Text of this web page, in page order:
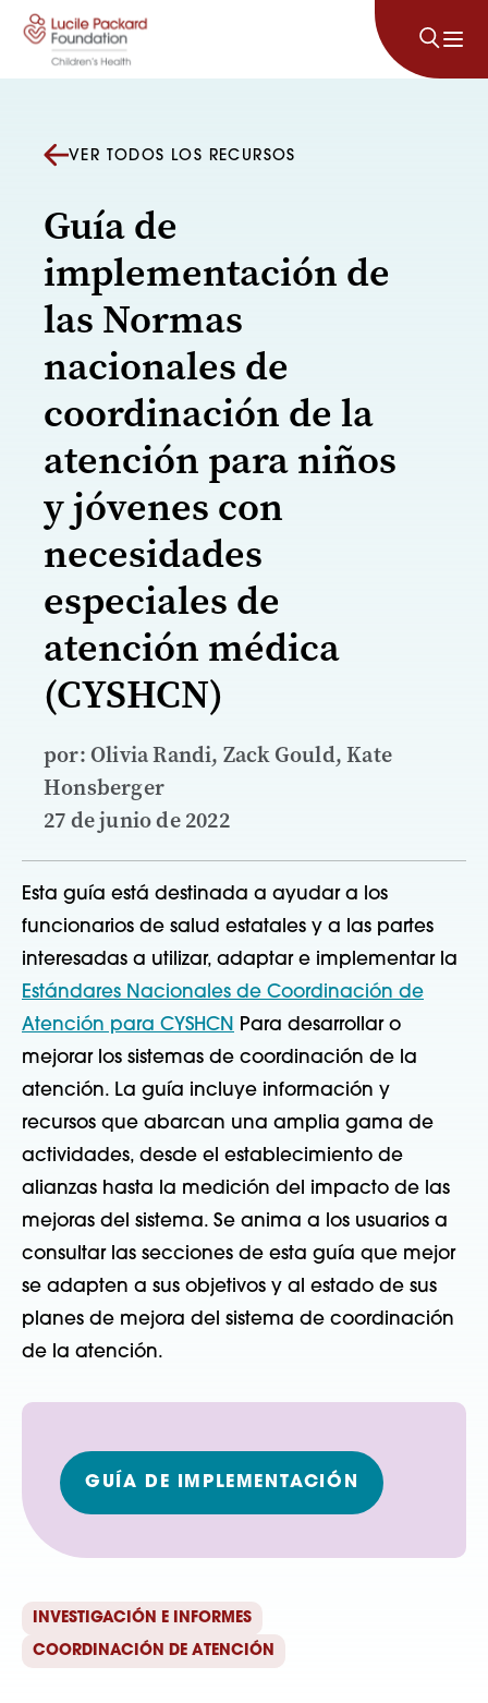
Saltar al contenido
VER TODOS LOS RECURSOS
Guía de
implementación de
las Normas
nacionales de
coordinación de la
atención para niños
y jóvenes con
necesidades
especiales de
atención médica
(CYSHCN)
por: Olivia Randi, Zack Gould, Kate
Honsberger
27 de junio de 2022
Esta guía está destinada a ayudar a los
funcionarios de salud estatales y a las partes
interesadas a utilizar, adaptar e implementar la
Estándares Nacionales de Coordinación de
Atención para CYSHCN
Para desarrollar o
mejorar los sistemas de coordinación de la
atención. La guía incluye información y
recursos que abarcan una amplia gama de
actividades, desde el establecimiento de
alianzas hasta la medición del impacto de las
mejoras del sistema. Se anima a los usuarios a
consultar las secciones de esta guía que mejor
se adapten a sus objetivos y al estado de sus
planes de mejora del sistema de coordinación
de la atención.
GUÍA DE IMPLEMENTACIÓN
INVESTIGACIÓN E INFORMES
COORDINACIÓN DE ATENCIÓN